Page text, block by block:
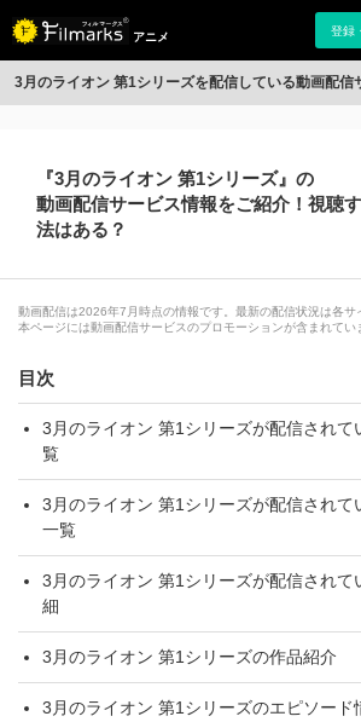
アニメ 登録
3月のライオン 第1シリーズを配信している動画配信
『3月のライオン 第1シリーズ』の
動画配信サービス情報をご紹介！視聴
法はある？
動画配信は2026年7月時点の情報です。最新の配信状況は各サ
本ページには動画配信サービスのプロモーションが含まれてい
目次
3月のライオン 第1シリーズが配信されて
覧
3月のライオン 第1シリーズが配信されて
一覧
3月のライオン 第1シリーズが配信されて
細
3月のライオン 第1シリーズの作品紹介
3月のライオン 第1シリーズのエピソード